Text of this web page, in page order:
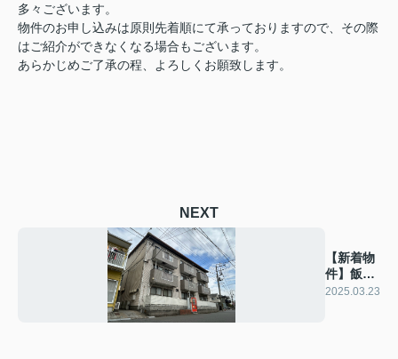
多々ございます。
物件のお申し込みは原則先着順にて承っておりますので、その際
はご紹介ができなくなる場合もございます。
あらかじめご了承の程、よろしくお願致します。
NEXT
【新着物
件】飯田
ハイツ
2025.03.23